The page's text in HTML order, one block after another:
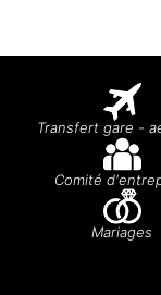
Transfert gare -
Comité
Mariages